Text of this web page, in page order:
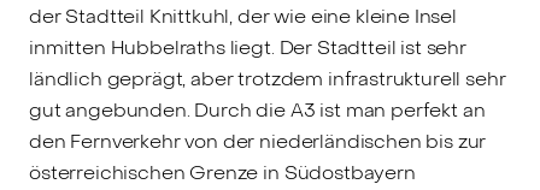
der Stadtteil Knittkuhl, der wie eine kleine Insel
inmitten Hubbelraths liegt. Der Stadtteil ist sehr
ländlich geprägt, aber trotzdem infrastrukturell sehr
gut angebunden. Durch die A3 ist man perfekt an
den Fernverkehr von der niederländischen bis zur
österreichischen Grenze in Südostbayern